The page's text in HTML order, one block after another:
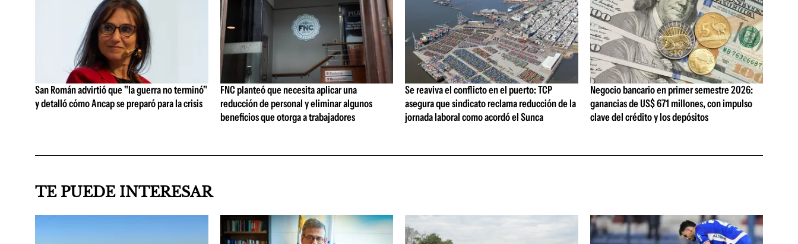
San Román advirtió que "la guerra no terminó"
y detalló cómo Ancap se preparó para la crisis
FNC planteó que necesita aplicar una
reducción de personal y eliminar algunos
beneficios que otorga a trabajadores
Se reaviva el conflicto en el puerto: TCP
asegura que sindicato reclama reducción de la
jornada laboral como acordó el Sunca
Negocio bancario en primer semestre 2026:
ganancias de US$ 671 millones, con impulso
clave del crédito y los depósitos
TE PUEDE INTERESAR